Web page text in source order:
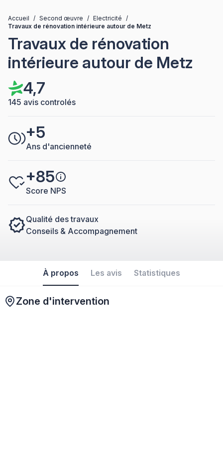
Accueil / Second œuvre / Electricité /
Travaux de rénovation intérieure autour de Metz
Travaux de rénovation
intérieure autour de Metz
4,7
145 avis controlés
+5
Ans d'ancienneté
+85
Score NPS
Qualité des travaux
Conseils & Accompagnement
À propos Les avis Statistiques
Zone d'intervention